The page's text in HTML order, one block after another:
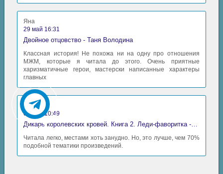
Яна
29 май 16:31
Двойное отцовство - Таня Володина
Классная история! Не похожа ни на одну про отношения
МЖМ, которые я читала до этого. Очень приятные
харизматичные герои, мастерски написанные характеры
главных
Аида
06 май 10:49
Читала легко, местами хоть занудно. Но, это лучше, чем 70%
подобной тематики произведений.